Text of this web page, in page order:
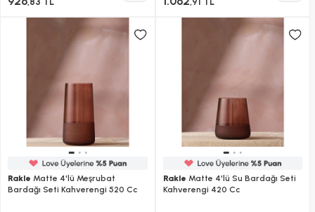
Rakle Matte 4'lü Meşrubat
Bardağı Seti Kahverengi 520 Cc
Rakle Matte 4'lü Su Bardağı Seti
Kahverengi 420 Cc